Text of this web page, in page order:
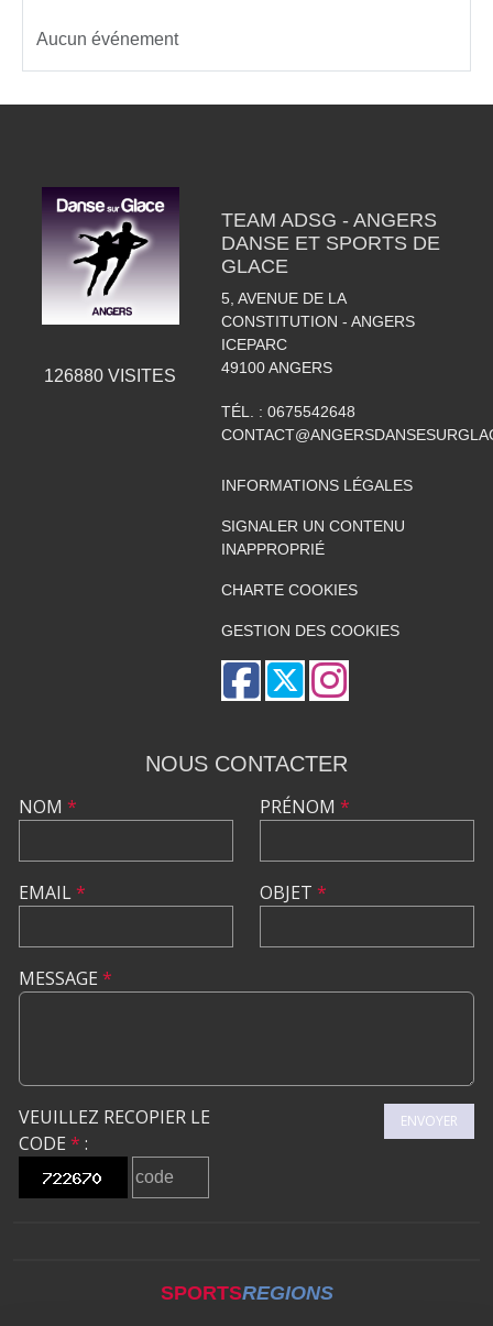
Aucun événement
126880 VISITES
TEAM ADSG - ANGERS
DANSE ET SPORTS DE
GLACE
5, AVENUE DE LA
CONSTITUTION - ANGERS
ICEPARC
49100 ANGERS
TÉL. : 0675542648
INFORMATIONS LÉGALES
SIGNALER UN CONTENU
INAPPROPRIÉ
CHARTE COOKIES
GESTION DES COOKIES
NOUS CONTACTER
NOM *
EMAIL*
PRÉNOM *
OBJET *
MESSAGE *
VEUILLEZ RECOPIER LE
CODE * :
ENVOYER
SPORTSREGIONS